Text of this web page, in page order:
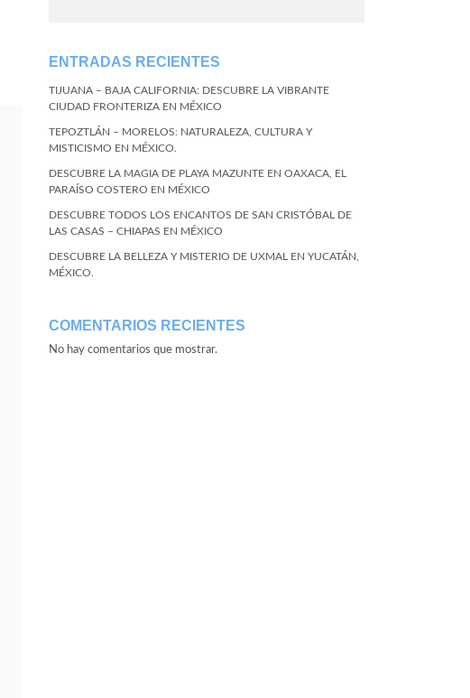
ENTRADAS RECIENTES
TIJUANA – BAJA CALIFORNIA: DESCUBRE LA VIBRANTE
CIUDAD FRONTERIZA EN MÉXICO
TEPOZTLÁN – MORELOS: NATURALEZA, CULTURA Y
MISTICISMO EN MÉXICO.
DESCUBRE LA MAGIA DE PLAYA MAZUNTE EN OAXACA, EL
PARAÍSO COSTERO EN MÉXICO
DESCUBRE TODOS LOS ENCANTOS DE SAN CRISTÓBAL DE
LAS CASAS – CHIAPAS EN MÉXICO
DESCUBRE LA BELLEZA Y MISTERIO DE UXMAL EN YUCATÁN,
MÉXICO.
COMENTARIOS RECIENTES
No hay comentarios que mostrar.